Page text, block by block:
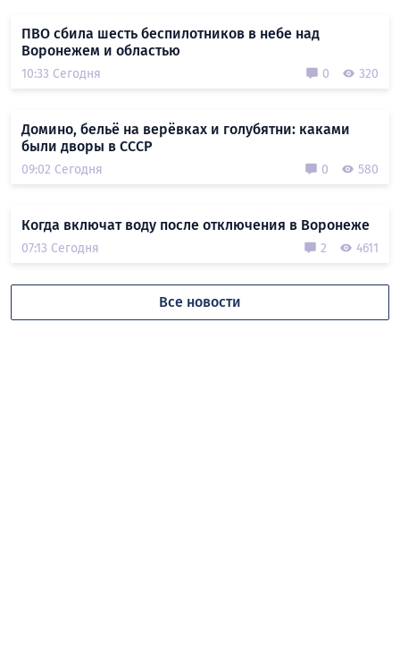
ПВО сбила шесть беспилотников в небе над
Воронежем и областью
10:33 Сегодня 0 320
Домино, бельё на верёвках и голубятни: каками
были дворы в СССР
09:02 Сегодня 0 580
Когда включат воду после отключения в Воронеже
07:13 Сегодня 2 4611
Все новости